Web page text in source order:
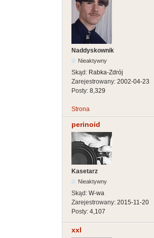
Naddyskownik
Nieaktywny
Skąd: Rabka-Zdrój
Zarejestrowany: 2002-04-23
Posty: 8,329
Strona
perinoid
Kasetarz
Nieaktywny
Skąd: W-wa
Zarejestrowany: 2015-11-20
Posty: 4,107
xxl